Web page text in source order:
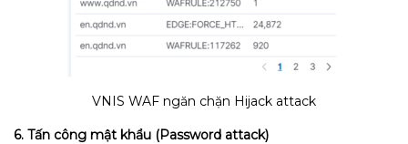
VNIS WAF ngăn chặn Hijack attack
6. Tấn công mật khẩu (Password attack)